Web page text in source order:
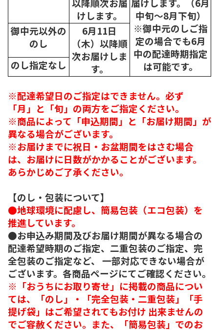
以降順次お届
けします。
届けします。（6月
中旬～8月下旬）
※御中元のしご指
定の場合でも6月
中の配達時期指定
は可能です。
御中元以外の
のし
6月11日
（木）以降順
次お届けしま
す。
のし指定なし
※配達希望日のご指定はできません。必ず
「月」と「旬」の両方をご指定ください。
※商品によって「申込期間」と「お届け期間」が
異なる場合がございます。
※お届けまでに祝日・お盆期間をはさむ場合
は、お届けに日数がかかることがございます。
あらかじめご了承ください。
【のし・包装について】
●地球環境に配慮し、簡易包装（エコ包装）を
推進しています。
●お申込み期間及びお届け期間が異なる場合の
配達希望時期のご指定、二重包装のご指定、完
全包装のご指定など、 一部対応できない場合が
ございます。各商品ページにてご確認ください。
※「おうちにお取り寄せ」に掲載の商品につい
ては、「のし」・「完全包装・二重包装」「手
提げ袋」はご希望されてもお付け 出来ませんの
でご容赦ください。また、「簡易包装」でのお